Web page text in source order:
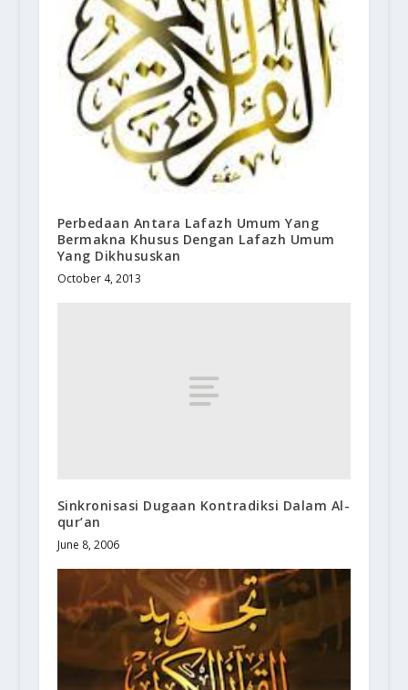
Perbedaan Antara Lafazh Umum Yang
Bermakna Khusus Dengan Lafazh Umum
Yang Dikhususkan
October 4, 2013
Sinkronisasi Dugaan Kontradiksi Dalam Al-
qur’an
June 8, 2006